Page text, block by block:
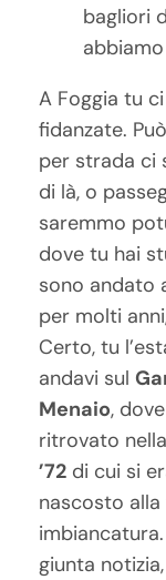
bagliori
A Foggia tu
fidanzate.
per strada ci
di là, o
saremmo
dove tu hai
sono andato
per molti
Certo, tu
andavi sul
Menaio,
ritrovato
’72 di cui si
nascosto
giunta